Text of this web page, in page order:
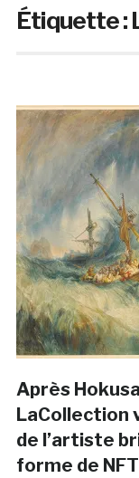
Étiquette :
Après
LaCollection
de l’artiste
forme de NFT